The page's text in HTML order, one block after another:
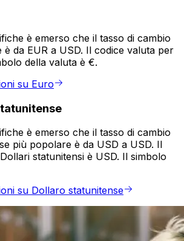
è emerso che il tasso di cambio
da EUR a USD. Il codice valuta per
della valuta è €.
su Euro
è emerso che il tasso di cambio
più popolare è da USD a USD. Il
statunitensi è USD. Il simbolo
su Dollaro statunitense